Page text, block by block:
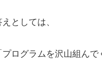
えとしては、
プログラムを沢山組んで